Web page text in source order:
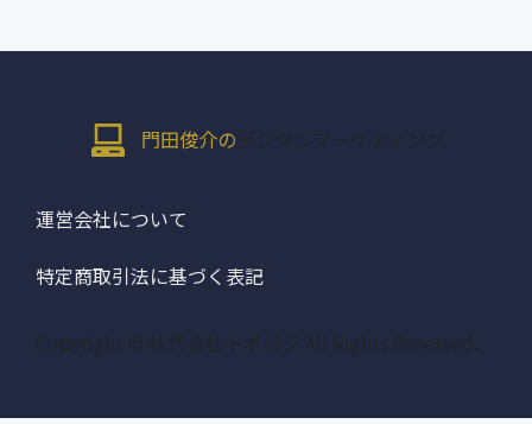
門田俊介の デジタルマーケティング
運営会社について
特定商取引法に基づく表記
Copyright © 株式会社トポロジ All Rights Reserved.